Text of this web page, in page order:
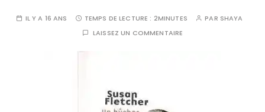
IL Y A 16 ANS TEMPS DE LECTURE : 2MINUTES PAR SHAYA
LAISSEZ UN COMMENTAIRE